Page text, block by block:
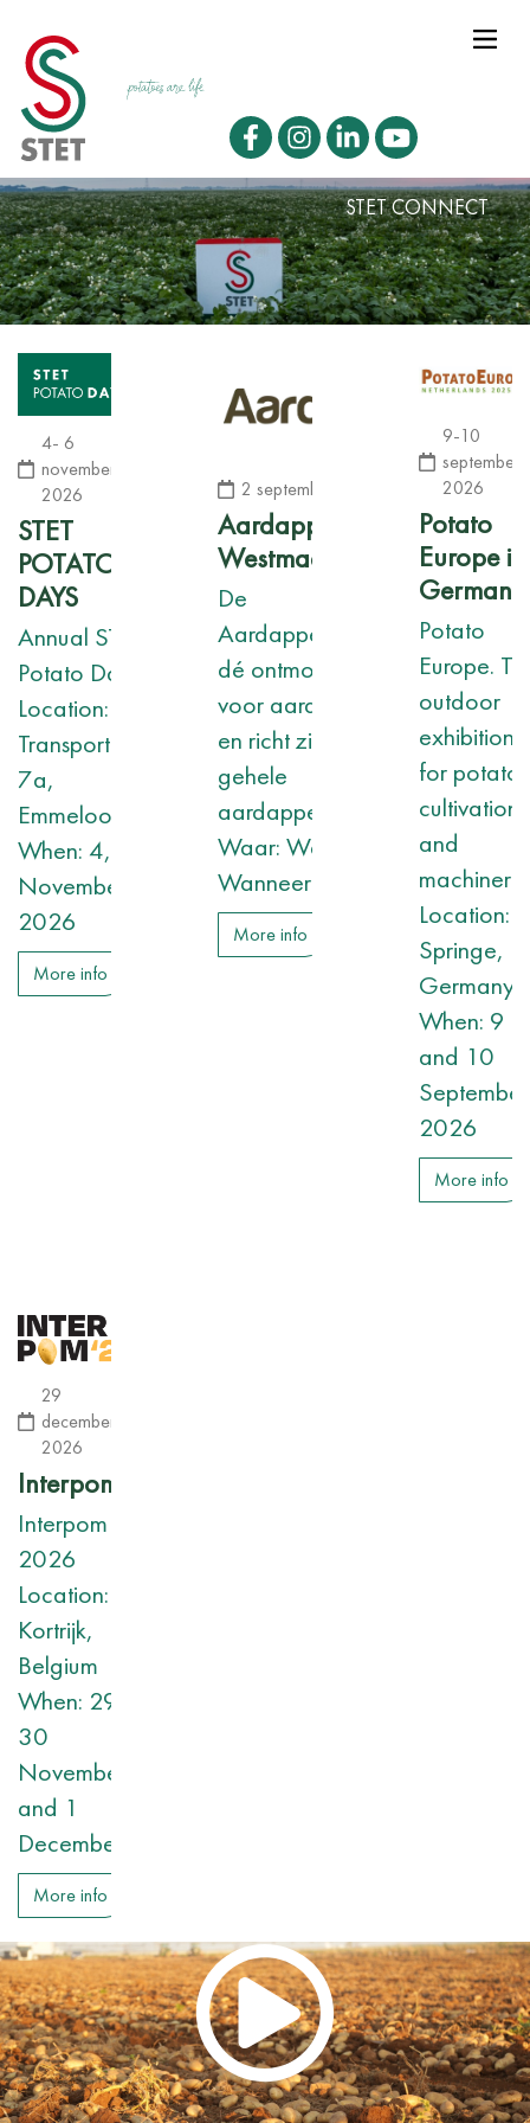
STET CONNECT
4- 6
november
2026
STET
POTATO
DAYS
Annual STET
Potato Days
Location:
Transportweg
7a,
Emmeloord
When: 4,5,6
November
2026
More info
2 september 2026
Aardappeldemodag
Westmaas
De
Aardappeldemodag is
dé ontmoetingsplaats
voor aardappelkennis
en richt zich op de
gehele
aardappelketen.
Waar: Westmaas
Wanneer: 2 september
More info
9-10
september
2026
Potato
Europe in
Germany
Potato
Europe.
outdoor
exhibition
for potato
cultivation
and
Location:
Springe,
Germany
When: 9
and 10
September
2026
More info
29
december
2026
Interpom
Interpom
2026
Location:
Kortrijk,
Belgium
When: 29,
30
November
and 1
December
More info